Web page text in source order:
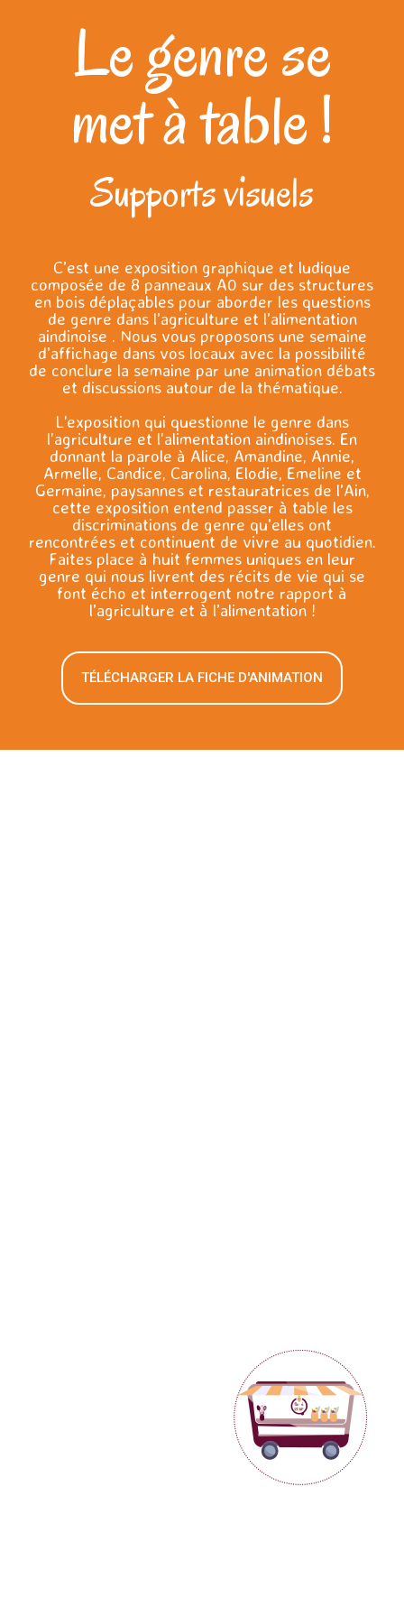
Le genre se
met à table !
Supports visuels
C’est une exposition graphique et ludique
composée de 8 panneaux A0 sur des structures
en bois déplaçables pour aborder les questions
de genre dans l’agriculture et l’alimentation
aindinoise . Nous vous proposons une semaine
d’affichage dans vos locaux avec la possibilité
de conclure la semaine par une animation débats
et discussions autour de la thématique.
L'exposition qui questionne le genre dans
l'agriculture et l'alimentation aindinoises. En
donnant la parole à Alice, Amandine, Annie,
Armelle, Candice, Carolina, Elodie, Emeline et
Germaine, paysannes et restauratrices de l’Ain,
cette exposition entend passer à table les
discriminations de genre qu’elles ont
rencontrées et continuent de vivre au quotidien.
Faites place à huit femmes uniques en leur
genre qui nous livrent des récits de vie qui se
font écho et interrogent notre rapport à
l’agriculture et à l’alimentation !
TÉLÉCHARGER LA FICHE D'ANIMATION